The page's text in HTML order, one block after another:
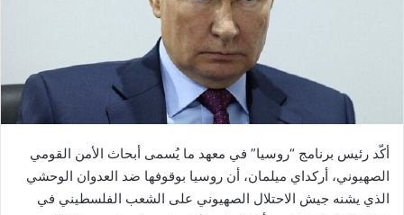
أكّد رئيس برنامج “روسيا” في معهد ما يُسمى أبحاث الأمن القومي
الصهيوني، أركداي ميلمان، أن روسيا بوقوفها ضد العدوان الوحشي
الذي يشنه جيش الاحتلال الصهيوني على الشعب الفلسطيني في